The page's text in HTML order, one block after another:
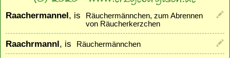
Raachermannel, is
Räuchermännchen, zum Abrennen
von Räucherkerzchen
Raachrmannl, is Räuchermännchen